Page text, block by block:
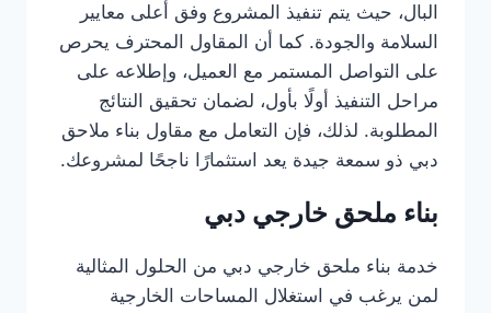
البال، حيث يتم تنفيذ المشروع وفق أعلى معايير
السلامة والجودة. كما أن المقاول المحترف يحرص
على التواصل المستمر مع العميل، وإطلاعه على
مراحل التنفيذ أولًا بأول، لضمان تحقيق النتائج
المطلوبة. لذلك، فإن التعامل مع مقاول بناء ملاحق
دبي ذو سمعة جيدة يعد استثمارًا ناجحًا لمشروعك.
بناء ملحق خارجي دبي
خدمة بناء ملحق خارجي دبي من الحلول المثالية
لمن يرغب في استغلال المساحات الخارجية